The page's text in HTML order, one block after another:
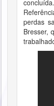
perdas
Bresser,